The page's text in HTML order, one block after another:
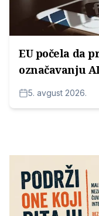
EU počela da
označavanju
moraju da znaju
5. avgust 2026.